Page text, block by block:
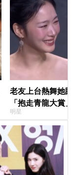
老友上台熱舞她
「抱走青龍大賞
「呀！」真情流
明星